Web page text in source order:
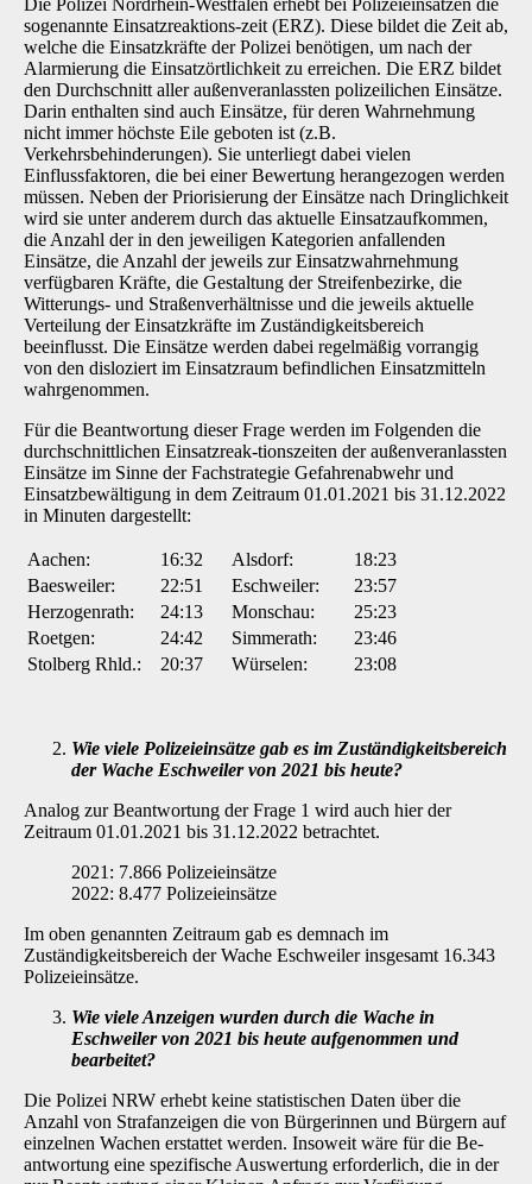
sogenannte Einsatzreaktions-zeit (ERZ). Diese bildet die Zeit ab,
welche die Einsatzkräfte der Polizei benötigen, um nach der
Alarmierung die Einsatzörtlichkeit zu erreichen. Die ERZ bildet
den Durchschnitt aller au­ßenveranlassten polizeilichen Einsätze.
Darin enthalten sind auch Einsätze, für deren Wahr­nehmung
nicht immer höchste Eile geboten ist (z.B.
Verkehrsbehinderungen). Sie unterliegt dabei vielen
Einflussfaktoren, die bei einer Bewertung herangezogen werden
müssen. Neben der Priorisierung der Einsätze nach Dringlichkeit
wird sie unter anderem durch das aktuelle Einsatzaufkommen,
die Anzahl der in den jeweiligen Kategorien anfallenden
Einsätze, die An­zahl der jeweils zur Einsatzwahrnehmung
verfügbaren Kräfte, die Gestaltung der Streifenbe­zirke, die
Witterungs- und Straßenverhältnisse und die jeweils aktuelle
Verteilung der Einsatz­kräfte im Zuständigkeitsbereich
beeinflusst. Die Einsätze werden dabei regelmäßig vorrangig
von den disloziert im Einsatzraum befindlichen Einsatzmitteln
wahrgenommen.
Für die Beantwortung dieser Frage werden im Folgenden die
durchschnittlichen Einsatzreak-tionszeiten der außenveranlassten
Einsätze im Sinne der Fachstrategie Gefahrenabwehr und
Einsatzbewältigung in dem Zeitraum 01.01.2021 bis 31.12.2022
in Minuten dargestellt:
Aachen: 16:32 Alsdorf:
18:23
Baesweiler:
22:51 Eschweiler:
23:57
Herzogenrath:
24:13 Monschau:
25:23
Roetgen:
24:42 Simmerath:
23:46
Stolberg Rhld.:
20:37 Würselen: 23:08
Wie viele Polizeieinsätze gab es im Zuständigkeitsbereich
der Wache Eschweiler von 2021 bis heute?
Analog zur Beantwortung der Frage 1 wird auch hier der
Zeitraum 01.01.2021 bis 31.12.2022 betrachtet.
2021: 7.866 Polizeieinsätze
2022: 8.477 Polizeieinsätze
Im oben genannten Zeitraum gab es demnach im
Zuständigkeitsbereich der Wache Eschwei­ler insgesamt 16.343
Polizeieinsätze.
Wie viele Anzeigen wurden durch die Wache in
Eschweiler von 2021 bis heute auf­genommen und
bearbeitet?
Die Polizei NRW erhebt keine statistischen Daten über die
Anzahl von Strafanzeigen die von Bürgerinnen und Bürgern auf
einzelnen Wachen erstattet werden. Insoweit wäre für die Be­
antwortung eine spezifische Auswertung erforderlich, die in der